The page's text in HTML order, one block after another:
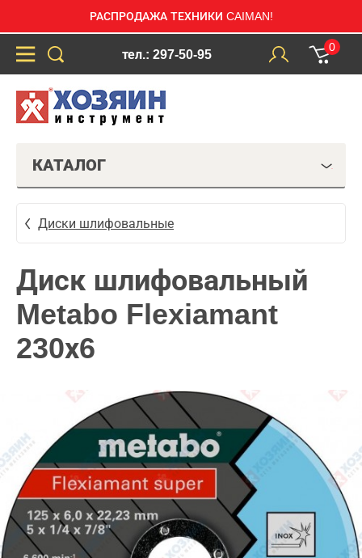
РАСПРОДАЖА ТЕХНИКИ CAIMAN!
тел.: 297-50-95
0
КАТАЛОГ
Диски шлифовальные
Диск шлифовальный
Metabo Flexiamant
230х6